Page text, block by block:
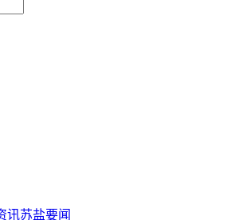
讯苏盐要闻